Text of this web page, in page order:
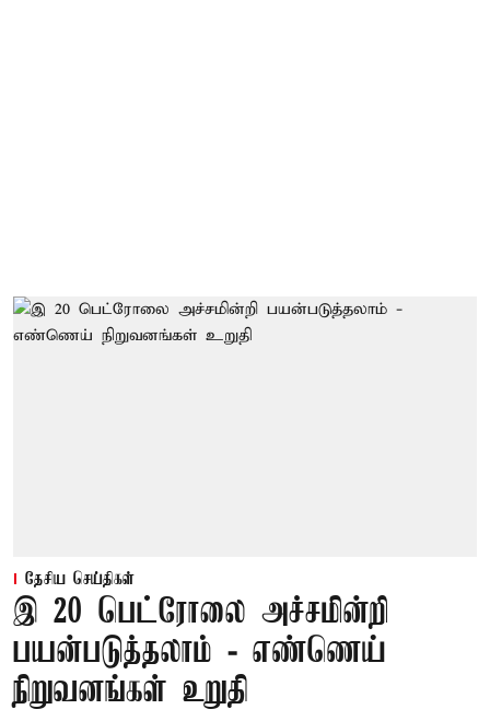
தேசிய செய்திகள்
இ 20 பெட்ரோலை அச்சமின்றி
பயன்படுத்தலாம் - எண்ணெய்
நிறுவனங்கள் உறுதி